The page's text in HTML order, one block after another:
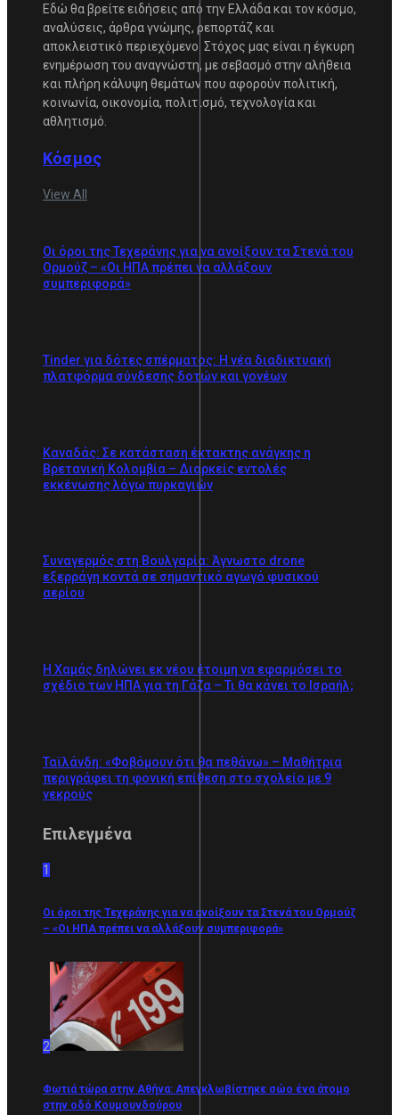
Εδώ θα βρείτε ειδήσεις από την Ελλάδα και τον κόσμο,
αναλύσεις, άρθρα γνώμης, ρεπορτάζ και
αποκλειστικό περιεχόμενο. Στόχος μας είναι η έγκυρη
ενημέρωση του αναγνώστη, με σεβασμό στην αλήθεια
και πλήρη κάλυψη θεμάτων που αφορούν πολιτική,
κοινωνία, οικονομία, πολιτισμό, τεχνολογία και
αθλητισμό.
Κόσμος
View All
Οι όροι της Τεχεράνης για να ανοίξουν τα Στενά του
Ορμούζ – «Οι ΗΠΑ πρέπει να αλλάξουν
συμπεριφορά»
Tinder για δότες σπέρματος: Η νέα διαδικτυακή
πλατφόρμα σύνδεσης δοτών και γονέων
Καναδάς: Σε κατάσταση έκτακτης ανάγκης η
Βρετανική Κολομβία – Διαρκείς εντολές
εκκένωσης λόγω πυρκαγιών
Συναγερμός στη Βουλγαρία: Άγνωστο drone
εξερράγη κοντά σε σημαντικό αγωγό φυσικού
αερίου
Η Χαμάς δηλώνει εκ νέου έτοιμη να εφαρμόσει το
σχέδιο των ΗΠΑ για τη Γάζα – Τι θα κάνει το Ισραήλ;
Ταϊλάνδη: «Φοβόμουν ότι θα πεθάνω» – Μαθήτρια
περιγράφει τη φονική επίθεση στο σχολείο με 9
νεκρούς
Επιλεγμένα
1
Οι όροι της Τεχεράνης για να ανοίξουν τα Στενά του Ορμούζ
– «Οι ΗΠΑ πρέπει να αλλάξουν συμπεριφορά»
2
Φωτιά τώρα στην Αθήνα: Απεγκλωβίστηκε σώο ένα άτομο
στην οδό Κουμουνδούρου